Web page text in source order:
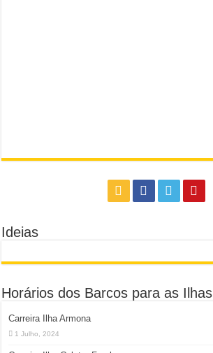
Ideias
Horários dos Barcos para as Ilhas
Carreira Ilha Armona
1 Julho, 2024